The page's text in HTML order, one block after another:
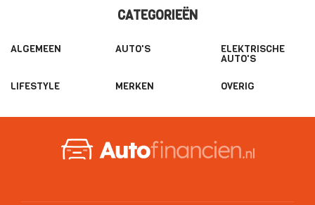
CATEGORIEËN
ALGEMEEN AUTO'S ELEKTRISCHE
AUTO'S
LIFESTYLE MERKEN OVERIG